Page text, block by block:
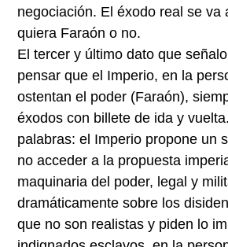
negociación. El éxodo real se va
quiera Faraón o no.
El tercer y último dato que
pensar que el Imperio, en la
ostentan el poder (Faraón),
éxodos con billete de ida y
palabras: el Imperio propone un
no acceder a la propuesta
maquinaria del poder, legal y
dramáticamente sobre los
que no son realistas y piden lo